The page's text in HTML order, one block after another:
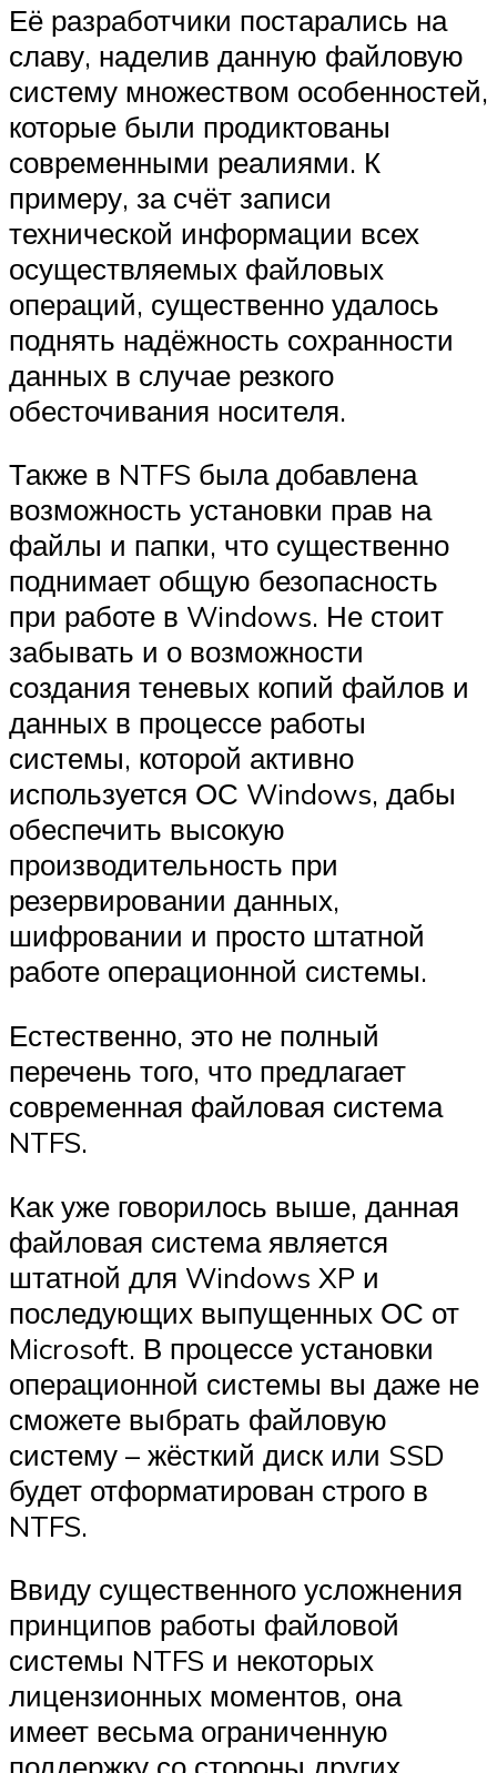
Её разработчики постарались на
славу, наделив данную файловую
систему множеством особенностей,
которые были продиктованы
современными реалиями. К
примеру, за счёт записи
технической информации всех
осуществляемых файловых
операций, существенно удалось
поднять надёжность сохранности
данных в случае резкого
обесточивания носителя.
Также в NTFS была добавлена
возможность установки прав на
файлы и папки, что существенно
поднимает общую безопасность
при работе в Windows. Не стоит
забывать и о возможности
создания теневых копий файлов и
данных в процессе работы
системы, которой активно
используется ОС Windows, дабы
обеспечить высокую
производительность при
резервировании данных,
шифровании и просто штатной
работе операционной системы.
Естественно, это не полный
перечень того, что предлагает
современная файловая система
NTFS.
Как уже говорилось выше, данная
файловая система является
штатной для Windows XP и
последующих выпущенных ОС от
Microsoft. В процессе установки
операционной системы вы даже не
сможете выбрать файловую
систему – жёсткий диск или SSD
будет отформатирован строго в
NTFS.
Ввиду существенного усложнения
принципов работы файловой
системы NTFS и некоторых
лицензионных моментов, она
имеет весьма ограниченную